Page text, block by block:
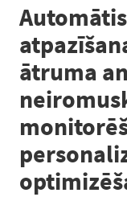
ātruma